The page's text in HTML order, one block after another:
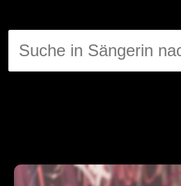
DJ
Hochzeitsband
Latin & Salsa